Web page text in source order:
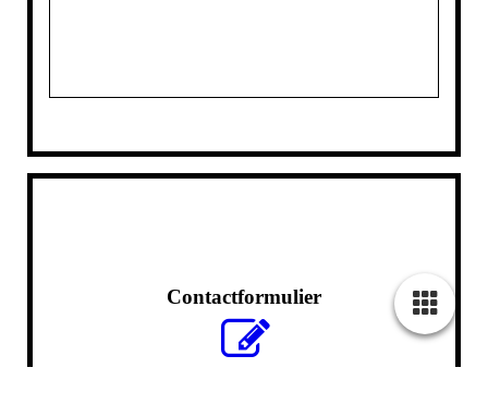
Contactformulier